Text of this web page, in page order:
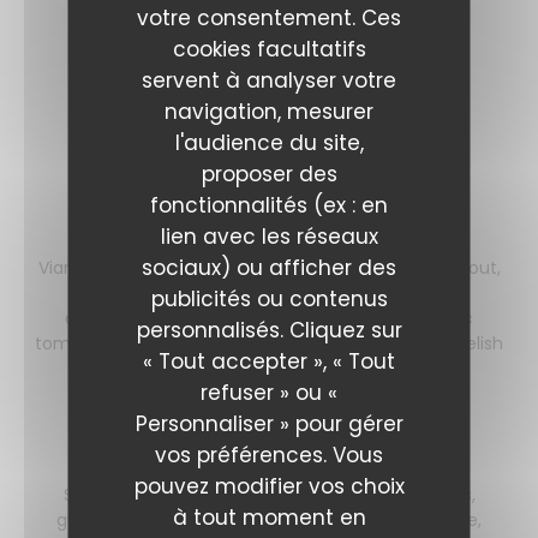
votre consentement. Ces
cookies facultatifs
servent à analyser votre
navigation, mesurer
l'audience du site,
proposer des
fonctionnalités (ex : en
lien avec les réseaux
sociaux) ou afficher des
publicités ou contenus
personnalisés. Cliquez sur
« Tout accepter », « Tout
refuser » ou «
Personnaliser » pour gérer
vos préférences. Vous
pouvez modifier vos choix
à tout moment en
Cuisson basse température de 12 heures
Liste des allergènes
23,00 EUR
Les burgers
Les cheese burgers
Viande de bœuf hachée VBF ''180 g'' cuite à votre gout,
fromage aux choix " Cheddar, chèvre ou bleu
d'Auvergne", pain burger made in Chartres, avec
tomate, oignon, salade, Cheddar, pickles et sauce relish
Liste des allergènes
17,00 EUR
Burger Végétarien
Steak de légumes, pain burger made in Chartres,
guacamole, sauce chimichurri, tapenade, tomate,